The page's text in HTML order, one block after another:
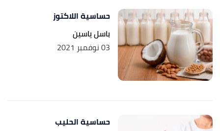
حساسية اللاكتوز
باسل ياسين
03 نوفمبر 2021
حساسية الحليب